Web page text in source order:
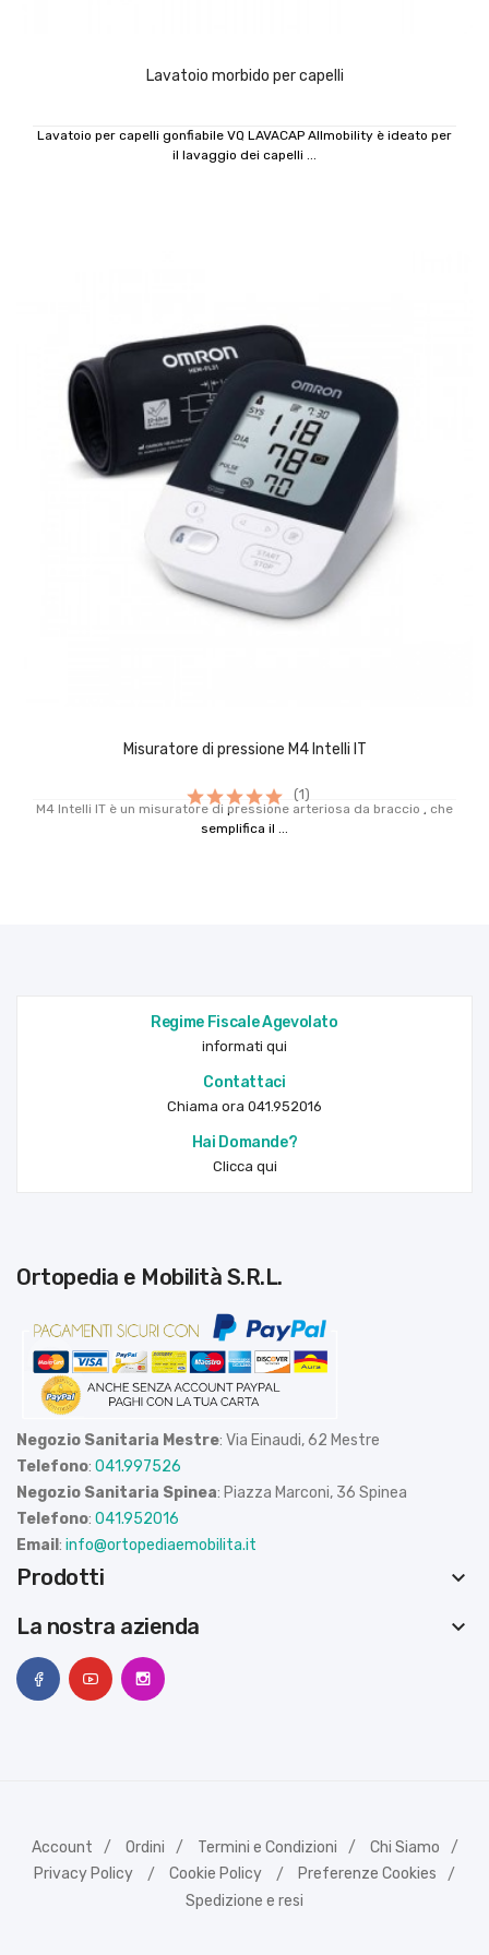
Lavatoio morbido per capelli
Lavatoio per capelli gonfiabile VQ LAVACAP Allmobility è ideato per
il lavaggio dei capelli ...
Misuratore di pressione M4 Intelli IT
(1)
M4 Intelli IT è un misuratore di pressione arteriosa da braccio , che
semplifica il ...
Regime Fiscale Agevolato
informati qui
Contattaci
Chiama ora 041.952016
Hai Domande?
Clicca qui
Ortopedia e Mobilità S.R.L.
Negozio Sanitaria Mestre: Via Einaudi, 62 Mestre
Telefono: 041.997526
Negozio Sanitaria Spinea: Piazza Marconi, 36 Spinea
Telefono: 041.952016
Email : info@ortopediaemobilita.it
Prodotti
keyboard_arrow_down
La nostra azienda
keyboard_arrow_down
Account Ordini Termini e Condizioni
Chi Siamo
Privacy Policy
Cookie Policy
Preferenze Cookies
Spedizione e resi